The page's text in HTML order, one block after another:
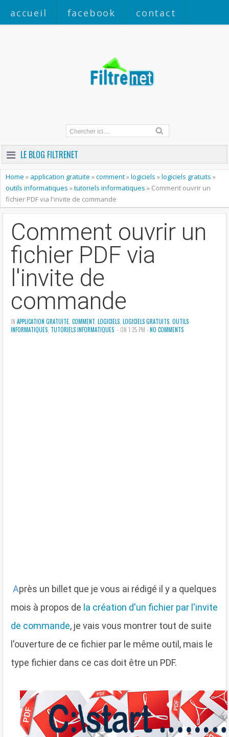
accueil facebook contact
LE BLOG FILTRENET
Home » application gratuite »comment»logiciels »logiciels gratuits »
outils informatiques »tutoriels informatiques » Comment ouvrir un
fichier PDF via l'invite de commande
Comment ouvrir un
fichier PDF via
l'invite de
commande
IN APPLICATION GRATUITE COMMENT LOGICIELS LOGICIELS GRATUITS OUTILS
INFORMATIQUES TUTORIELS INFORMATIQUES - ON 1:25 PM -NO COMMENTS
Après un billet que je vous ai rédigé il y a quelques
mois à propos de la création d'un fichier par l'invite
de commande, je vais vous montrer tout de suite
l'ouverture de ce fichier par le même outil, mais le
type fichier dans ce cas doit être un PDF.